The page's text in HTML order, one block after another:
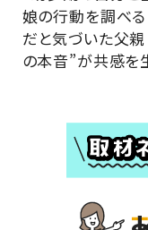
娘の行動を調べ
だと気づいた父
の本音”が共感を